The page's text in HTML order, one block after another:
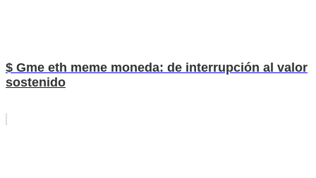
$ Gme eth meme moneda: de interrupción al valor
sostenido